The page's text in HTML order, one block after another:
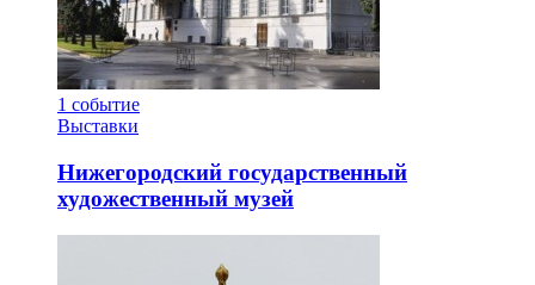
1 событие
Выставки
Нижегородский государственный
художественный музей